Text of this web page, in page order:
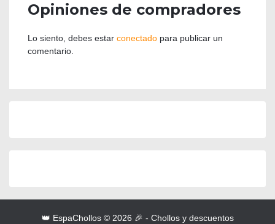
Opiniones de compradores
Lo siento, debes estar conectado para publicar un
comentario.
👑 EspaChollos © 2026 🎉 - Chollos y descuentos